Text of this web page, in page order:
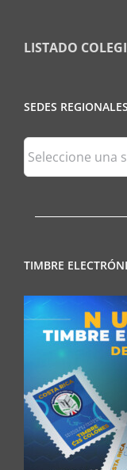
LISTADO
SEDES REGIONALES
Sedes
Regionales
TIMBRE